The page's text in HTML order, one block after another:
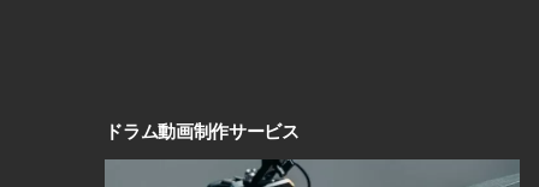
ドラム動画制作サービス